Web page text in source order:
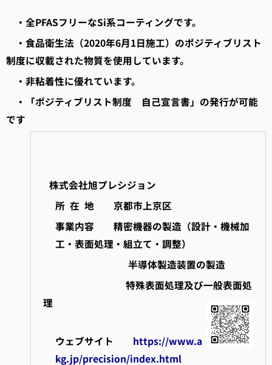
・全PFASフリーなSi系コーティングです。
・食品衛生法（2020年6月1日施工）のポジティブリスト
制度に収載された物質を使用しています。
・非粘着性に優れています。
・「ポジティブリスト制度 自己宣言書」の発行が可能
です
株式会社旭プレシジョン
所 在 地 京都市上京区
事業内容
精密機器の製造 （設計・機械加
工・表面処理・組立て・調整）
半導体製造装置の製造
特殊表面処理及び一般表面処
理
ウェブサイト https://www.a
kg.jp/precision/index.html